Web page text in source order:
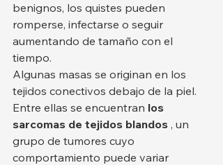
benignos, los quistes pueden
romperse, infectarse o seguir
aumentando de tamaño con el
tiempo.
Algunas masas se originan en los
tejidos conectivos debajo de la piel.
Entre ellas se encuentran los
sarcomas de tejidos blandos , un
grupo de tumores cuyo
comportamiento puede variar